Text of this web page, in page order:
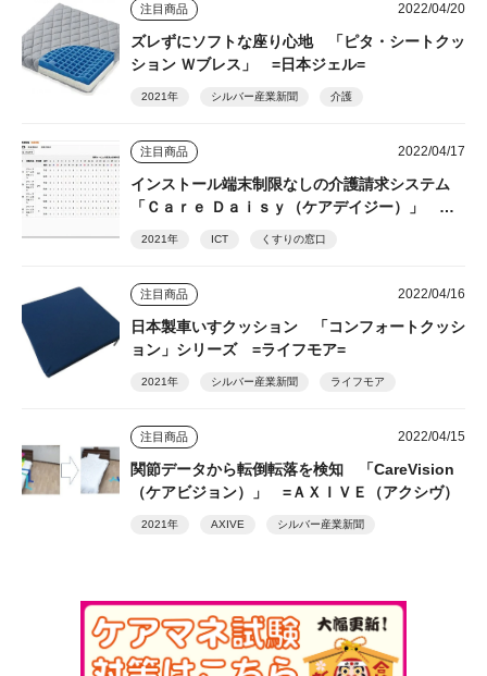
注目商品 2022/04/20
ズレずにソフトな座り心地 「ピタ・シートクッ
ション Ｗブレス」 =日本ジェル=
2021年 シルバー産業新聞 介護
注目商品 2022/04/17
インストール端末制限なしの介護請求システム
「Ｃａｒｅ Ｄａｉｓｙ（ケアデイジー）」 ＝
くすりの窓口=
2021年 ICT くすりの窓口
注目商品 2022/04/16
日本製車いすクッション 「コンフォートクッシ
ョン」シリーズ =ライフモア=
2021年 シルバー産業新聞 ライフモア
注目商品 2022/04/15
関節データから転倒転落を検知 「CareVision
（ケアビジョン）」 =ＡＸＩＶＥ（アクシヴ）
2021年 AXIVE シルバー産業新聞